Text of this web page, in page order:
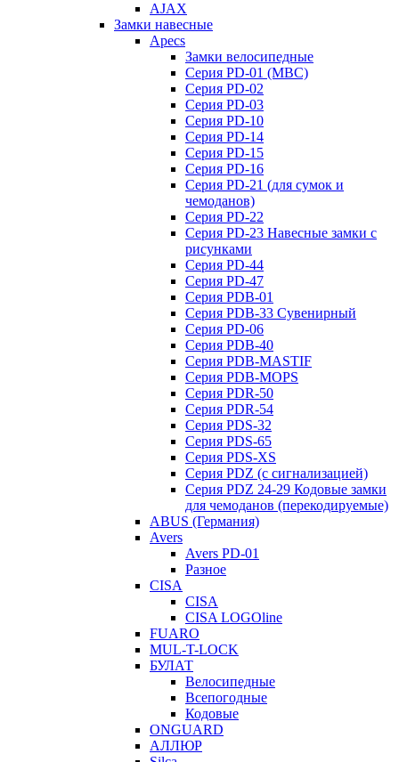
AJAX
Замки навесные
Apecs
Замки велосипедные
Серия PD-01 (МВС)
Серия PD-02
Серия PD-03
Серия PD-10
Серия PD-14
Серия PD-15
Серия PD-16
Серия PD-21 (для сумок и
чемоданов)
Серия PD-22
Серия PD-23 Навесные замки с
рисунками
Серия PD-44
Серия PD-47
Серия PDB-01
Серия PDB-33 Сувенирный
Серия PD-06
Серия PDB-40
Серия PDB-MASTIF
Серия PDB-MOPS
Серия PDR-50
Серия PDR-54
Серия PDS-32
Серия PDS-65
Серия PDS-XS
Серия PDZ (с сигнализацией)
Серия PDZ 24-29 Кодовые замки
для чемоданов (перекодируемые)
ABUS (Германия)
Avers
Avers PD-01
Разное
CISA
CISA
CISA LOGOline
FUARO
MUL-T-LOCK
БУЛАТ
Велосипедные
Всепогодные
Кодовые
ONGUARD
АЛЛЮР